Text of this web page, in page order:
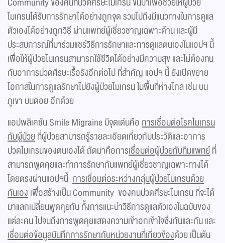
ไมเกรนได้รับการรักษาได้อย่างถูกจุด รวมไปถึงมีแนวทางในการดูแล
ตัวเองได้อย่างถูกวิธี ผ่านแพทย์ผู้เชี่ยวชาญเฉพาะด้าน และผู้มี
ประสบการณ์ที่มาร่วมแชร์วิธีการรักษาและการดูแลตนเองในแอปฯ นี้
เพื่อให้ผู้ป่วยไมเกรนสามารถใช้ชีวิตได้อย่างมีความสุข และไม่ต้องทน
กับอาการปวดศีรษะเรื้อรังอีกต่อไป ที่สำคัญ แอปฯ นี้ ยังเปิดขยาย
โอกาสในการดูแลรักษาไปยังผู้ป่วยไมเกรน ในพื้นที่ห่างไกล เช่น บน
ภูเขา บนดอย อีกด้วย
แอปพลิเคชัน Smile Migraine มีจุดเด่นคือการเชื่อมต่อโรคไมเกรน
กับผู้ป่วยที่ผู้ป่วยสามารถรู้รายละเอียดเกี่ยวกับประวัติและอาการ
ปวดไมเกรนของตนเองได้ ถัดมาคือการเชื่อมต่อผู้ป่วยกับทีมแพทย์ที่
สามารถพูดคุยและทำการรักษากับแพทย์ผู้เชี่ยวชาญเฉพาะทางได้
โดยตรงผ่านแอปฯนี้ การเชื่อมต่อระหว่างกลุ่มผู้ป่วยไมเกรนด้วย
กันเองเพื่อสร้างเป็น Community ของคนปวดศีรษะไมเกรน ที่จะได้
มาแลกเปลี่ยนพูดคุยกัน ทั้งการแนะนำวิธีการดูแลตัวเองในฉบับของ
แต่ละคน ไปจนถึงการพูดคุยแสดงความเข้าอกเข้าใจซึ่งกันและกัน และ
เชื่อมต่อข้อมูลบันทึกการรักษากับหน่วยงานที่เกี่ยวข้องด้วย เป็นต้น